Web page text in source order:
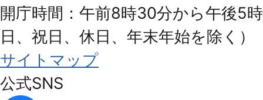
開庁時間：午前8時30分から午後5
日、祝日、休日、年末年始を除く）
サイトマップ
公式SNS